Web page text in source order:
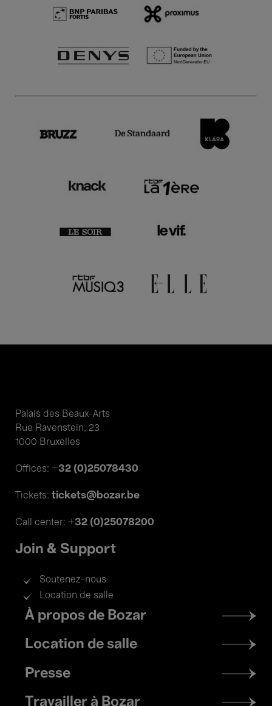
Palais des Beaux-Arts
Rue Ravenstein, 23
1000 Bruxelles
Offices: +32 (0)25078430
Tickets: tickets@bozar.be
Call center: +32 (0)25078200
Join & Support
Soutenez-nous
Location de salle
Footer
menu
À propos de Bozar
Location de salle
Presse
Travailler à Bozar